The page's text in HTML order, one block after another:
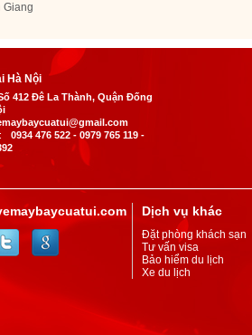
Giang
Hà Nội
412 Đê La Thành, Quận Đống
0934 476 522 - 0979 765 119 -
Dịch vụ khác
Đặt phòng khách sạn
Tư vấn visa
Bảo hiểm du lịch
Xe du lịch